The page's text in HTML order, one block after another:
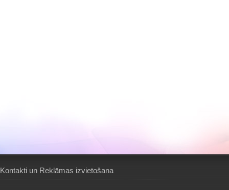
Kontakti un Reklāmas izvietošana